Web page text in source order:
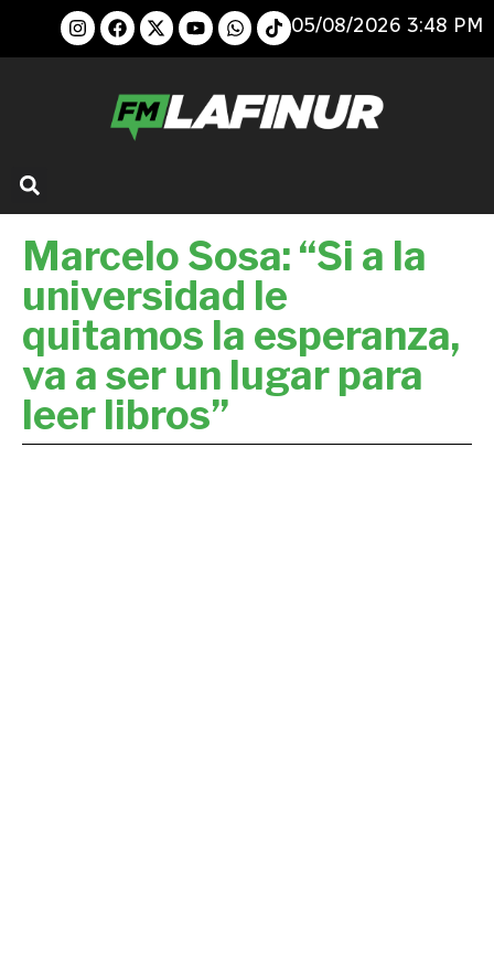
05/08/2026 3:48 PM
Marcelo Sosa: “Si a la
universidad le
quitamos la esperanza,
va a ser un lugar para
leer libros”